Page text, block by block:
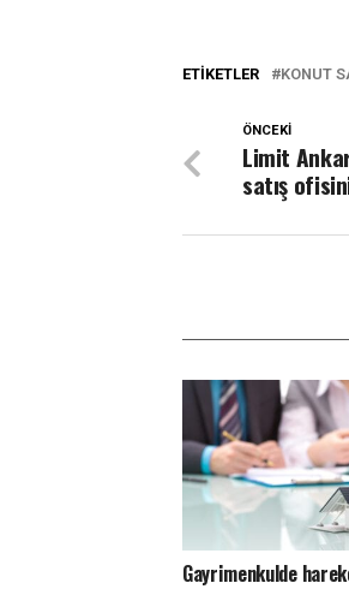
ETIKETLER KONUT
ÖNCEKI
Limit
satış
Gayrimenkulde